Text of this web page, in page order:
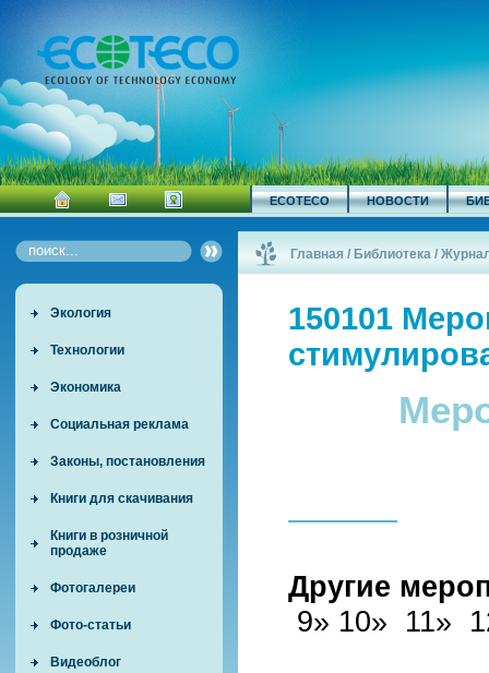
ECOTECO НОВОСТИ
Экология
Технологии
Экономика
Социальная реклама
Законы, постановления
Книги для скачивания
Книги в розничной
продаже
Фотогалереи
Фото-статьи
Видеоблог
Главная / Библиотека /
150101
Другие
9» 10» 11»